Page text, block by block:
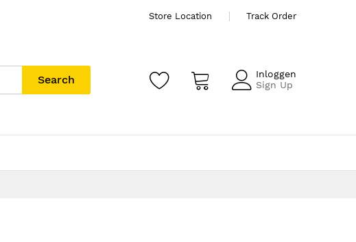
Store Location Track Order
Search
Inloggen
Sign Up